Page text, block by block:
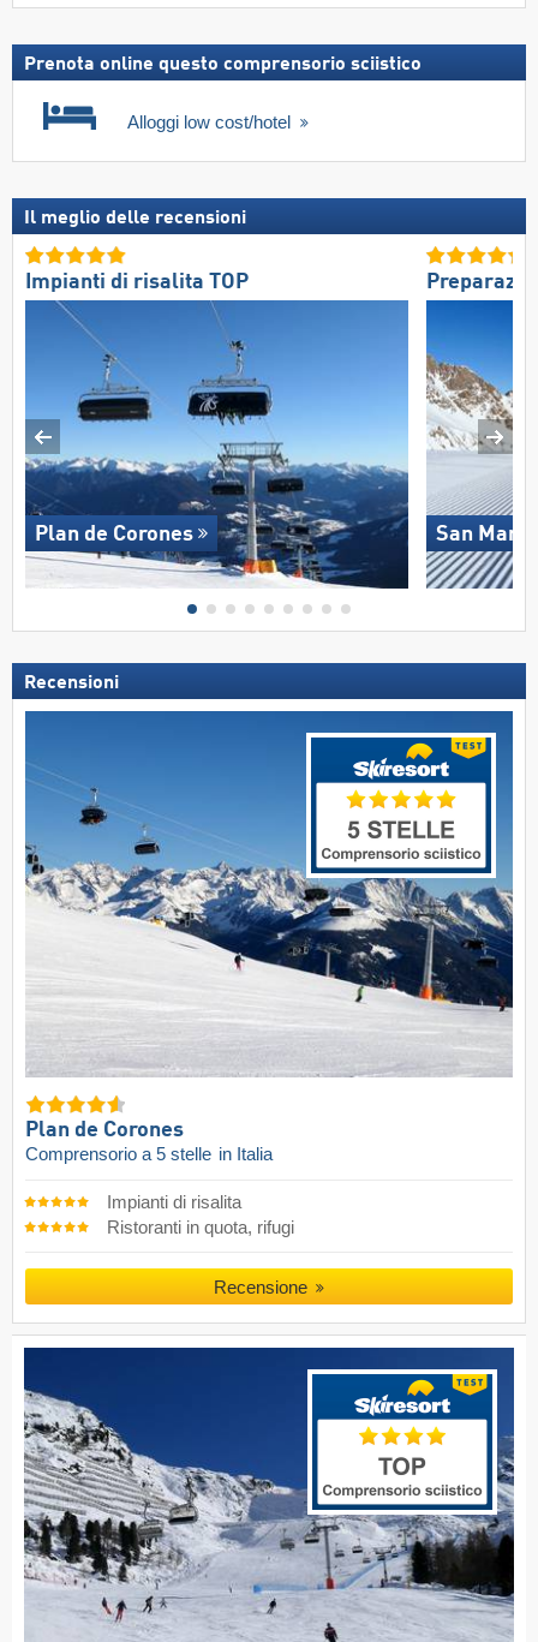
Prenota online questo comprensorio sciistico
Alloggi low cost/hotel
Il meglio delle recensioni
Impianti di risalita TOP
Plan de Corones San
Recensioni
Plan de Corones
Comprensorio a 5 stelle in Italia
Impianti di risalita
Ristoranti in quota, rifugi
Recensione